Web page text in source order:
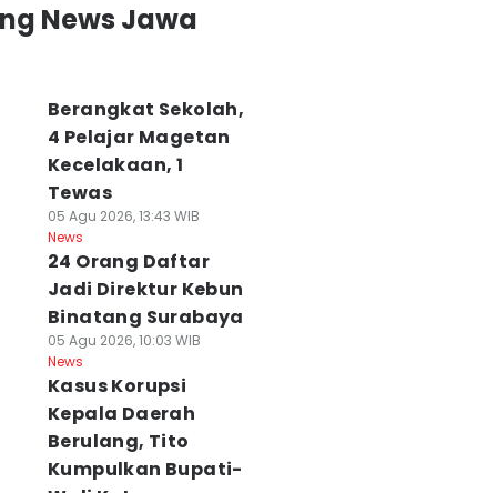
Demokrat
Belum
Aman
Agu 2026, 13:25 WIB
Emil Unggul
Elektabilitas,
Nama Lain Masih
06 Agu 2026, 13:24 WIB
News Jawa
Berangkat Sekolah,
4 Pelajar Magetan
Kecelakaan, 1
Tewas
05 Agu 2026, 13:43 WIB
News
24 Orang Daftar
Jadi Direktur Kebun
Binatang Surabaya
05 Agu 2026, 10:03 WIB
News
Kasus Korupsi
Kepala Daerah
Berulang, Tito
Kumpulkan Bupati-